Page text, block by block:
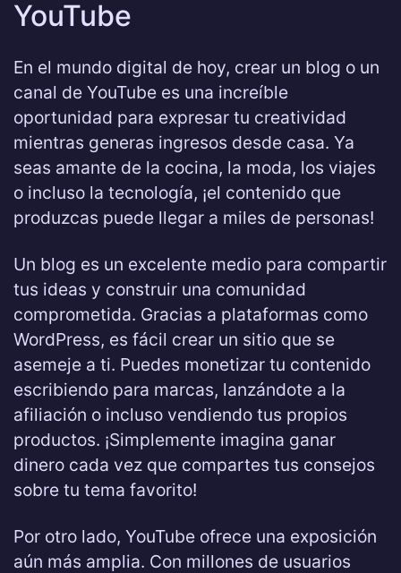
YouTube
En el mundo digital de hoy, crear un blog o un
canal de YouTube es una increíble
oportunidad para expresar tu creatividad
mientras generas ingresos desde casa. Ya
seas amante de la cocina, la moda, los viajes
o incluso la tecnología, ¡el contenido que
produzcas puede llegar a miles de personas!
Un blog es un excelente medio para compartir
tus ideas y construir una comunidad
comprometida. Gracias a plataformas como
WordPress, es fácil crear un sitio que se
asemeje a ti. Puedes monetizar tu contenido
escribiendo para marcas, lanzándote a la
afiliación o incluso vendiendo tus propios
productos. ¡Simplemente imagina ganar
dinero cada vez que compartes tus consejos
sobre tu tema favorito!
Por otro lado, YouTube ofrece una exposición
aún más amplia. Con millones de usuarios